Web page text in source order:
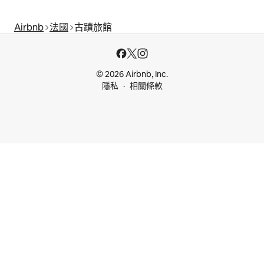
Airbnb 法國 古蹟旅館
© 2026 Airbnb, Inc.
隱私
相關條款